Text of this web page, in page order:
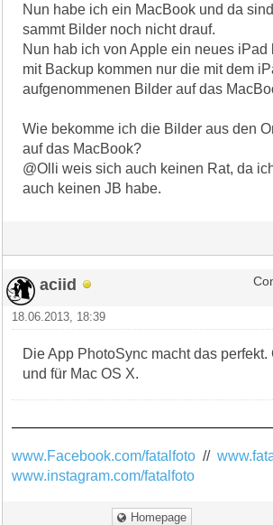
Nun habe ich ein MacBook und da
sammt Bilder noch nicht drauf.
Nun hab ich von Apple ein neues iPad
mit Backup kommen nur die mit dem
aufgenommenen Bilder auf das
Wie bekomme ich die Bilder aus den
auf das MacBook?
@Olli weis sich auch keinen Rat, da
auch keinen JB habe.
aciid
18.06.2013, 18:39
Die App PhotoSync macht das perfekt.
und für Mac OS X.
www.Facebook.com/fatalfoto //
www.instagram.com/fatalfoto
Homepage